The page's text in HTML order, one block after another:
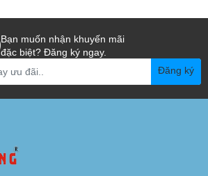
Bạn muốn nhận khuyến mãi
đặc biệt? Đăng ký ngay.
Đăng ký